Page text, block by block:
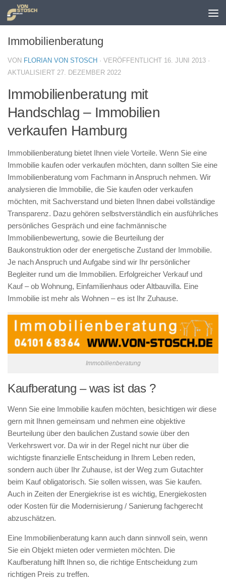
Zum Inhalt springen
Immobilienberatung
VON FLORIAN VON STOSCH · VERÖFFENTLICHT 16. JUNI 2013 ·
AKTUALISIERT 27. DEZEMBER 2022
Immobilienberatung mit
Handschlag – Immobilien
verkaufen Hamburg
Immobilienberatung bietet Ihnen viele Vorteile. Wenn Sie eine
Immobilie kaufen oder verkaufen möchten, dann sollten Sie eine
Immobilienberatung vom Fachmann in Anspruch nehmen. Wir
analysieren die Immobilie, die Sie kaufen oder verkaufen
möchten, mit Sachverstand und bieten Ihnen dabei vollständige
Transparenz. Dazu gehören selbstverständlich ein ausführliches
persönliches Gespräch und eine fachmännische
Immobilienbewertung, sowie die Beurteilung der
Baukonstruktion oder der energetische Zustand der Immobilie.
Je nach Anspruch und Aufgabe sind wir Ihr persönlicher
Begleiter rund um die Immobilien. Erfolgreicher Verkauf und
Kauf – ob Wohnung, Einfamilienhaus oder Altbauvilla. Eine
Immobilie ist mehr als Wohnen – es ist Ihr Zuhause.
Immobilienberatung
Kaufberatung – was ist das ?
Wenn Sie eine Immobilie kaufen möchten, besichtigen wir diese
gern mit Ihnen gemeinsam und nehmen eine objektive
Beurteilung über den baulichen Zustand sowie über den
Verkehrswert vor. Da wir in der Regel nicht nur über die
wichtigste finanzielle Entscheidung in Ihrem Leben reden,
sondern auch über Ihr Zuhause, ist der Weg zum Gutachter
beim Kauf obligatorisch. Sie sollen wissen, was Sie kaufen.
Auch in Zeiten der Energiekrise ist es wichtig, Energiekosten
oder Kosten für die Modernisierung / Sanierung fachgerecht
abzuschätzen.
Eine Immobilienberatung kann auch dann sinnvoll sein, wenn
Sie ein Objekt mieten oder vermieten möchten. Die
Kaufberatung hilft Ihnen so, die richtige Entscheidung zum
richtigen Preis zu treffen.